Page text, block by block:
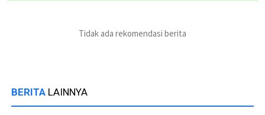
Tidak ada rekomendasi berita
BERITA LAINNYA